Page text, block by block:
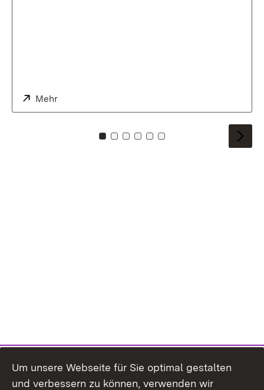
Extern:
Mehr
Zu Kachel: 0
Zu Kachel: 1
Zu Kachel: 2
Zu Kachel: 3
Zu Kachel: 4
Zu Kachel: 5
Um unsere Webseite für Sie optimal gestalten
und verbessern zu können, verwenden wir